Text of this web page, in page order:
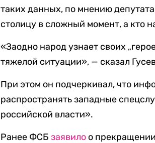
таких данных, по мнению
столицу в сложный момент, а кто
«Заодно народ узнает своих
тяжелой ситуации», — сказал
При этом он подчеркивал, что
распространять западные
российской власти».
Ранее ФСБзаявило о